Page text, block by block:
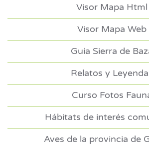
Visor Mapa Html
Visor Mapa Web
Guía Sierra de
Relatos y
Curso Fotos
Hábitats de interés
Aves de la provincia de